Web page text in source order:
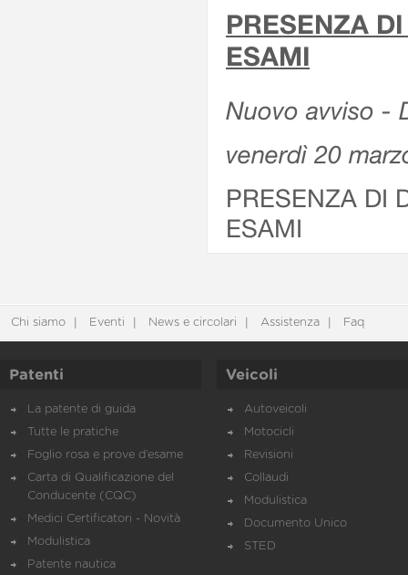
PRESENZA
ESAMI
Nuovo avviso -
venerdì 20
PRESENZA DI
ESAMI
Chi siamo Eventi News e circolari Assistenza Faq
Patenti
La patente di guida
Tutte le pratiche
Foglio rosa e prove d’esame
Carta di Qualificazione del
Conducente (CQC)
Medici Certificatori - Novità
Modulistica
Patente nautica
Veicoli
Autoveicoli
Motocicli
Revisioni
Collaudi
Modulistica
Documento Unico
STED